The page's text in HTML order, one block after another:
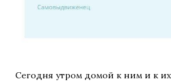
Сегодня утром домой к ним и к их